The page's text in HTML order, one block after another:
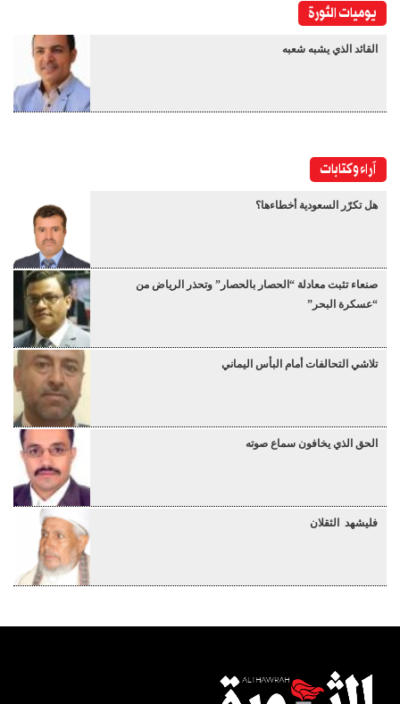
يوميات الثورة
القائد الذي يشبه شعبه
آراء وكتابات
هل تكرّر السعودية أخطاءها؟
صنعاء تثبت معادلة “الحصار بالحصار” وتحذر الرياض من
“عسكرة البحر”
تلاشي التحالفات أمام البأس اليماني
الحق الذي يخافون سماع صوته
فليشهد الثقلان